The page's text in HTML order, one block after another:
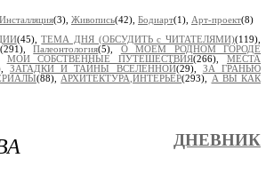
Инсталляция(3), Живопись(42), Бодиарт(1), Арт-проект(8)
(45),ТЕМА ДНЯ (ОБСУДИТЬ с ЧИТАТЕЛЯМИ)(119),
(291),Палеонтология(5), О МОЕМ РОДНОМ ГОРОДЕ
МОИ СОБСТВЕННЫЕ ПУТЕШЕСТВИЯ(266),МЕСТА
ЗАГАДКИ И ТАЙНЫ ВСЕЛЕННОЙ(29), ЗА ГРАНЬЮ
(88), АРХИТЕКТУРА,ИНТЕРЬЕР(293),
А ВЫ КАК
ДНЕВНИК